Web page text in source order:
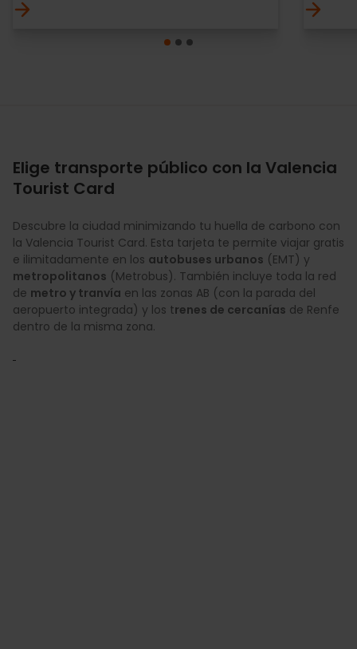
Elige transporte público con la Valencia
Tourist Card
Descubre la ciudad minimizando tu huella de carbono con
la Valencia Tourist Card. Esta tarjeta te permite viajar gratis
e ilimitadamente en los autobuses urbanos (EMT) y
metropolitanos (Metrobus). También incluye toda la red
de metro y tranvía en las zonas AB (con la parada del
aeropuerto integrada) y los trenes de cercanías de Renfe
dentro de la misma zona.